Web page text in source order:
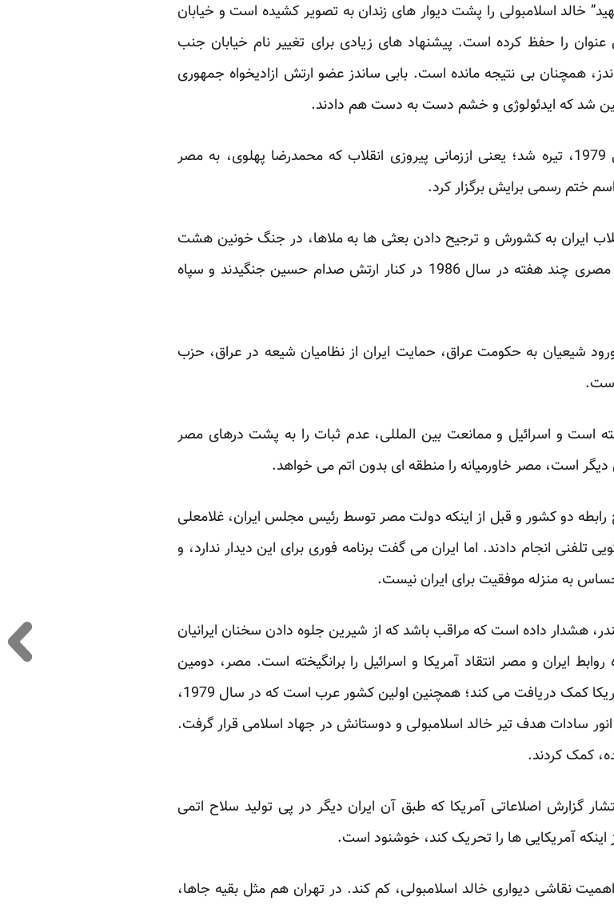
خالد اسلامبولی را پشت دیوار های زندان به تصویر ‏کشیده است و خیابان
را حفظ کرده است. پیشنهاد ‏های زیادی برای تغییر نام خیابان جنب
همچنان بی ‏نتیجه مانده است. بابی ساندز عضو ارتش ازادیخواه جمهوری
شد که ایدئولوژی و خشم دست به دست هم دادند.‏
روابط ایران و مصر از بعد از انقلاب ایران در سال 1979، تیره شد؛ یعنی اززمانی پیروزی انقلاب که ‏محمدرضا پهلوی، به مصر
ختم رسمی برایش برگزار ‏کرد.‏
انقلاب ایران به کشورش و ترجیح دادن بعثی ها به ملاها، ‏در جنگ خونین هشت
سالنه ایران و عراق، از عراق حمایت کرد. سربازان مصری چند هفته در سال 1986 ‏در کنار ارتش صدام حسین جنگیدند و سپاه
از ورود شیعیان به حکومت عراق، حمایت ایران از نظامیان ‏شیعه در عراق، حزب
است و اسرائیل و ممانعت بین المللی، عدم ثبات را به ‏پشت درهای مصر
است، مصر خاورمیانه را ‏منطقه ای بدون اتم می خواهد.‏
دو کشور و قبل از اینکه دولت مصر توسط رئیس ‏مجلس ایران، غلامعلی
انجام دادند. اما ایران ‏می گفت برنامه فوری برای این دیدار ندارد، و
به ‏منزله موفقیت برای ایران نیست.‏
هشدار داده است که مراقب باشد که از شیرین جلوه ‏دادن سخنان ایرانیان
ایران و مصر انتقاد آمریکا ‏و اسرائیل را برانگیخته است. مصر، دومین
کشور بزرگ دنیا بعد از اسرائیل است که از جانب آمریکا کمک ‏دریافت می کند؛ همچنین اولین کشور عرب است که در سال 1979،
سادات هدف تیر خالد اسلامبولی و دوستانش در جهاد اسلامی قرار گرفت.
کمک کردند.‏
گزارش اصلاعاتی آمریکا که طبق آن ایران دیگر در ‏پی تولید سلاح اتمی
آمریکایی ها را تحریک کند، ‏خوشنود است.
نقاشی دیواری خالد اسلامبولی، کم کند. در تهران هم ‏مثل بقیه جاها،